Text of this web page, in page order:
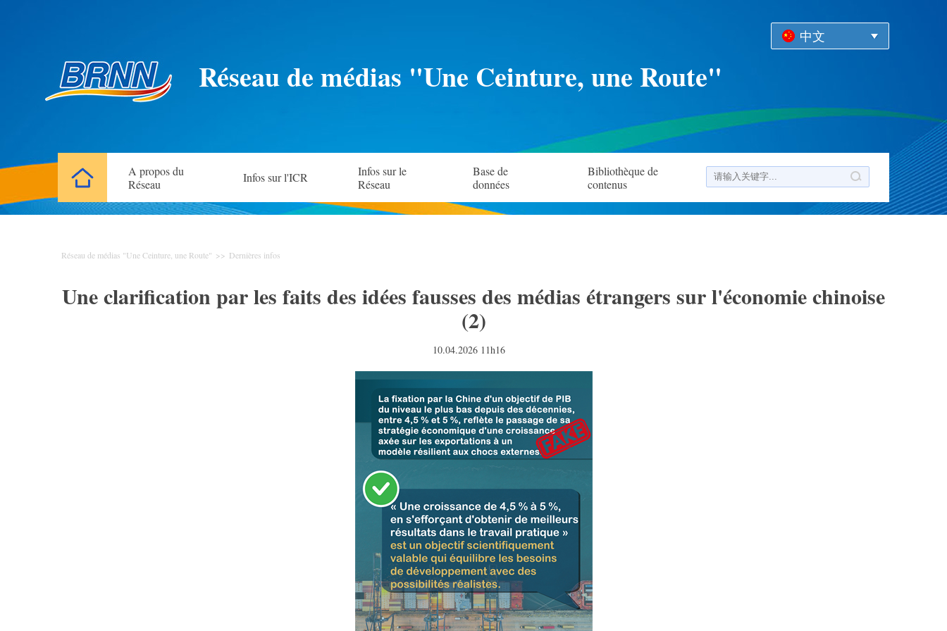
中文
Réseau de médias "Une Ceinture, une Route"
A propos du
Réseau
Infos sur l'ICR
Infos sur le
Réseau
Base de
données
Bibliothèque de
contenus
Réseau de médias "Une Ceinture, une Route" >> Dernières infos
Une clarification par les faits des idées fausses des médias étrangers sur l'économie chinoise
(2)
10.04.2026 11h16